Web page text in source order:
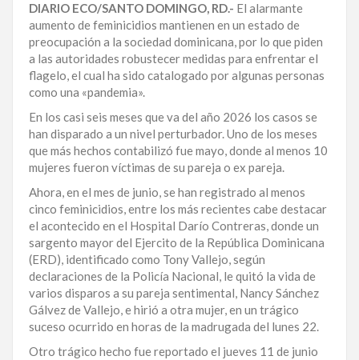
DISTRITO
NACIONAL
SANTO
DOMINGO
SANTIAGO
SAN
JUAN
LA
ALTAGRACIA
PUERTO
PLATA
CONTÁCTENOS
DIARIO ECO/SANTO DOMINGO, RD.- El alarmante
aumento de feminicidios mantienen en un estado de
preocupación a la sociedad dominicana, por lo que piden
a las autoridades robustecer medidas para enfrentar el
flagelo, el cual ha sido catalogado por algunas personas
como una «pandemia».
En los casi seis meses que va del año 2026 los casos se
han disparado a un nivel perturbador. Uno de los meses
que más hechos contabilizó fue mayo, donde al menos 10
mujeres fueron víctimas de su pareja o ex pareja.
Ahora, en el mes de junio, se han registrado al menos
cinco feminicidios, entre los más recientes cabe destacar
el acontecido en el Hospital Darío Contreras, donde un
sargento mayor del Ejercito de la República Dominicana
(ERD), identificado como Tony Vallejo, según
declaraciones de la Policía Nacional, le quitó la vida de
varios disparos a su pareja sentimental, Nancy Sánchez
Gálvez de Vallejo, e hirió a otra mujer, en un trágico
suceso ocurrido en horas de la madrugada del lunes 22.
Otro trágico hecho fue reportado el jueves 11 de junio